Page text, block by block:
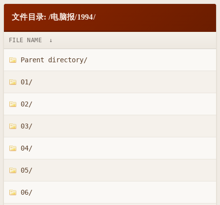
文件目录: /电脑报/1994/
FILE NAME ↓
Parent directory/
01/
02/
03/
04/
05/
06/